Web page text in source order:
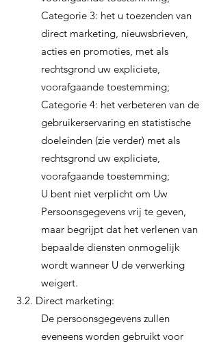
Categorie 3: het u toezenden van
direct marketing, nieuwsbrieven,
acties en promoties, met als
rechtsgrond uw expliciete,
voorafgaande toestemming;
Categorie 4: het verbeteren van de
gebruikerservaring en statistische
doeleinden (zie verder) met als
rechtsgrond uw expliciete,
voorafgaande toestemming;
U bent niet verplicht om Uw
Persoonsgegevens vrij te geven,
maar begrijpt dat het verlenen van
bepaalde diensten onmogelijk
wordt wanneer U de verwerking
weigert.
3.2. Direct marketing:
De persoonsgegevens zullen
eveneens worden gebruikt voor